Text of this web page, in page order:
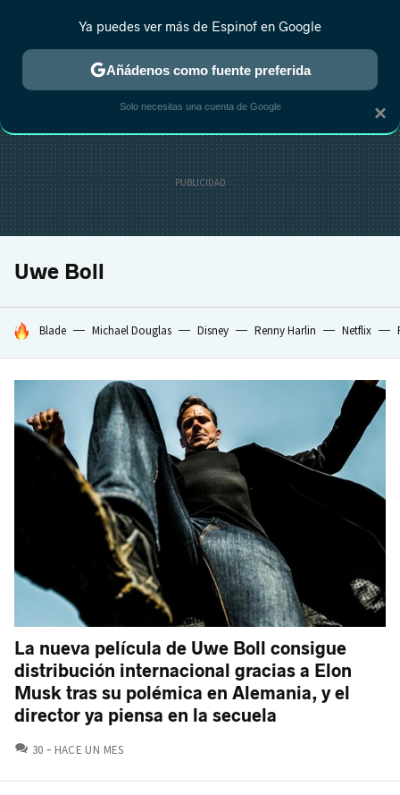
ESTRENOS REALITY ANIME RANKINGS CINE
Uwe Boll
HOY SE HABLA DE
Blade Michael Douglas Disney Renny Harlin Netflix
La nueva película de Uwe Boll consigue
distribución internacional gracias a Elon
Musk tras su polémica en Alemania, y el
director ya piensa en la secuela
30 COMENTARIOS
HACE UN MES
×
Ya puedes ver más de Espinof en Google
Añádenos como fuente preferida
Solo necesitas una cuenta de Google